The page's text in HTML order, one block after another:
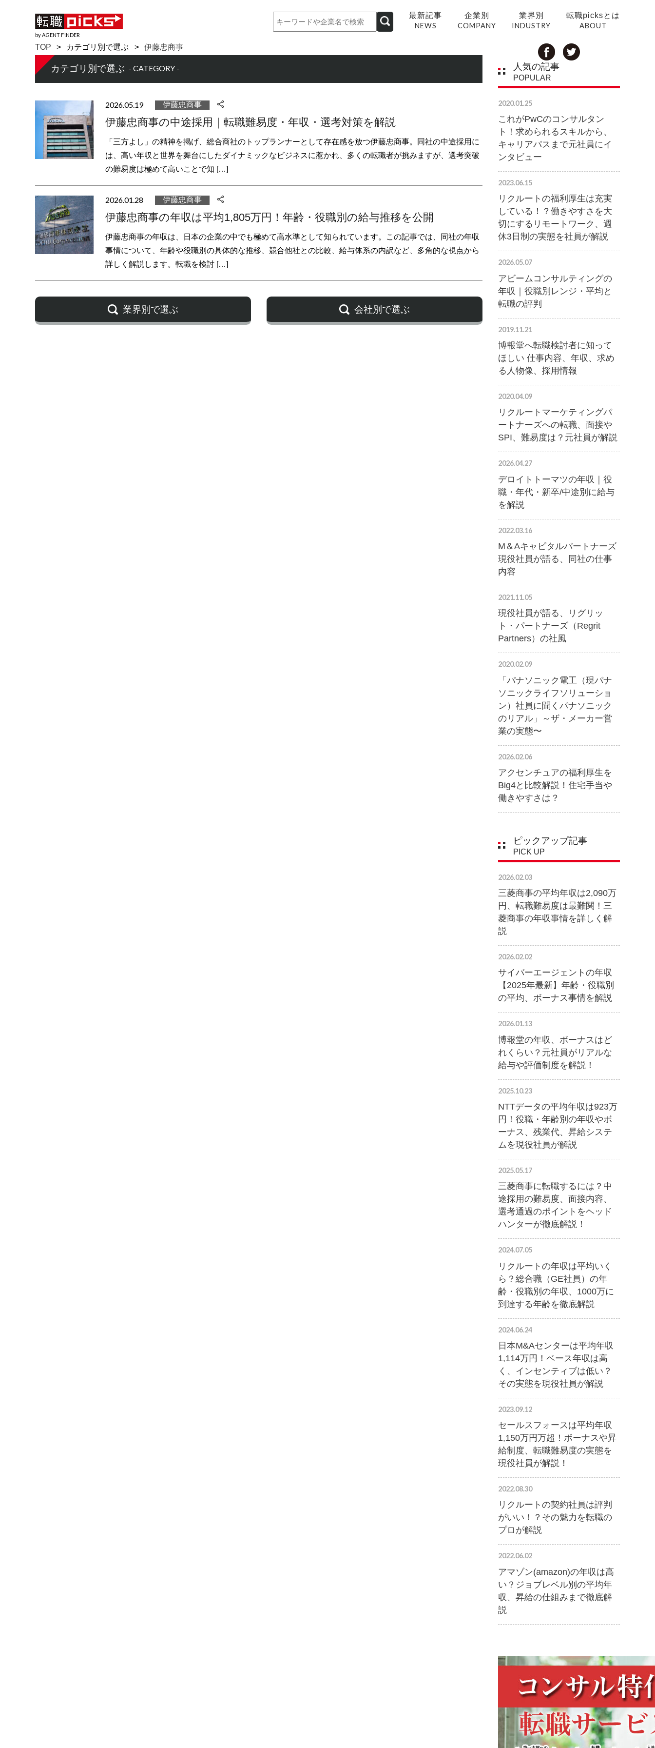
by AGENT F!NDER
最新記事
NEWS
企業別
COMPANY
業界別
INDUSTRY
転職picksとは
ABOUT
TOP カテゴリ別で選ぶ 伊藤忠商事
カテゴリ別で選ぶ - CATEGORY -
2026.05.19 伊藤忠商事
伊藤忠商事の中途採用｜転職難易度・年収・選考対策を解説
「三方よし」の精神を掲げ、総合商社のトップランナーとして存在感を放つ伊藤忠商事。同社の中途採用に
は、高い年収と世界を舞台にしたダイナミックなビジネスに惹かれ、多くの転職者が挑みますが、選考突破
の難易度は極めて高いことで知 […]
2026.01.28 伊藤忠商事
伊藤忠商事の年収は平均1,805万円！年齢・役職別の給与推移を公開
伊藤忠商事の年収は、日本の企業の中でも極めて高水準として知られています。この記事では、同社の年収
事情について、年齢や役職別の具体的な推移、競合他社との比較、給与体系の内訳など、多角的な視点から
詳しく解説します。転職を検討 […]
業界別で選ぶ 会社別で選ぶ
人気の記事
POPULAR
2020.01.25
これがPwCのコンサルタン
ト！求められるスキルから、
キャリアパスまで元社員にイ
ンタビュー
2023.06.15
リクルートの福利厚生は充実
している！？働きやすさを大
切にするリモートワーク、週
休3日制の実態を社員が解説
2026.05.07
アビームコンサルティングの
年収｜役職別レンジ・平均と
転職の評判
2019.11.21
博報堂へ転職検討者に知って
ほしい 仕事内容、年収、求め
る人物像、採用情報
2020.04.09
リクルートマーケティングパ
ートナーズへの転職、面接や
SPI、難易度は？元社員が解説
2026.04.27
デロイトトーマツの年収｜役
職・年代・新卒/中途別に給与
を解説
2022.03.16
M＆Aキャピタルパートナーズ
現役社員が語る、同社の仕事
内容
2021.11.05
現役社員が語る、リグリッ
ト・パートナーズ（Regrit
Partners）の社風
2020.02.09
「パナソニック電工（現パナ
ソニックライフソリューショ
ン）社員に聞くパナソニック
のリアル」～ザ・メーカー営
業の実態〜
2026.02.06
アクセンチュアの福利厚生を
Big4と比較解説！住宅手当や
働きやすさは？
ピックアップ記事
PICK UP
2026.02.03
三菱商事の平均年収は2,090万
円、転職難易度は最難関！三
菱商事の年収事情を詳しく解
説
2026.02.02
サイバーエージェントの年収
【2025年最新】年齢・役職別
の平均、ボーナス事情を解説
2026.01.13
博報堂の年収、ボーナスはど
れくらい？元社員がリアルな
給与や評価制度を解説！
2025.10.23
NTTデータの平均年収は923万
円！役職・年齢別の年収やボ
ーナス、残業代、昇給システ
ムを現役社員が解説
2025.05.17
三菱商事に転職するには？中
途採用の難易度、面接内容、
選考通過のポイントをヘッド
ハンターが徹底解説！
2024.07.05
リクルートの年収は平均いく
ら？総合職（GE社員）の年
齢・役職別の年収、1000万に
到達する年齢を徹底解説
2024.06.24
日本M&Aセンターは平均年収
1,114万円！ベース年収は高
く、インセンティブは低い？
その実態を現役社員が解説
2023.09.12
セールスフォースは平均年収
1,150万円万超！ボーナスや昇
給制度、転職難易度の実態を
現役社員が解説！
2022.08.30
リクルートの契約社員は評判
がいい！？その魅力を転職の
プロが解説
2022.06.02
アマゾン(amazon)の年収は高
い？ジョブレベル別の平均年
収、昇給の仕組みまで徹底解
説